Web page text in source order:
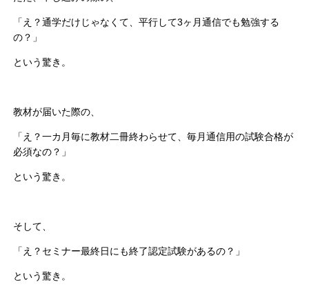
「え？通学だけじゃなくて、平行して3ヶ月通信でも勉強する
の？」
という驚き。
教材が届いた際の、
「え？一カ月毎に教材二冊終わらせて、毎月通信用の試験合格が
必須なの？」
という驚き。
そして、
「え？セミナー最終日にも終了認定試験があるの？」
という驚き。